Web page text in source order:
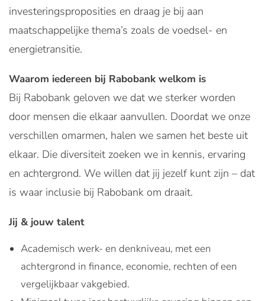
investeringsproposities en draag je bij aan
maatschappelijke thema’s zoals de voedsel- en
energietransitie.
Waarom iedereen bij Rabobank welkom is
Bij Rabobank geloven we dat we sterker worden
door mensen die elkaar aanvullen. Doordat we onze
verschillen omarmen, halen we samen het beste uit
elkaar. Die diversiteit zoeken we in kennis, ervaring
en achtergrond. We willen dat jij jezelf kunt zijn – dat
is waar inclusie bij Rabobank om draait.
Jij & jouw talent
Academisch werk- en denkniveau, met een
achtergrond in finance, economie, rechten of een
vergelijkbaar vakgebied.